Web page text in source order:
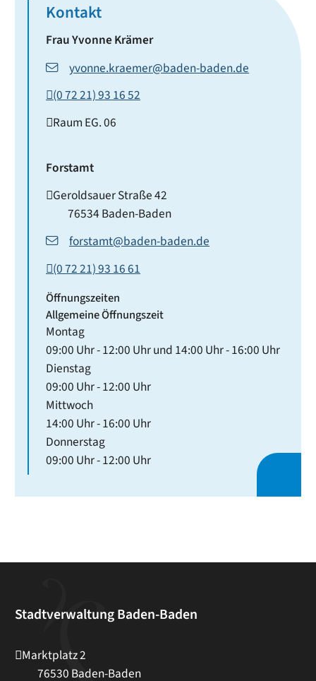
Kontakt
FrauYvonneKrämer
yvonne.kraemer@baden-baden.de
(07221) 931652
Raum EG. 06
Forstamt
Geroldsauer Straße 42
76534Baden-Baden
forstamt@baden-baden.de
(07221) 93 1661
Öffnungszeiten
Allgemeine Öffnungszeit
Montag
09:00 Uhr-12:00 Uhrund 14:00 Uhr-16:00 Uhr
Dienstag
09:00 Uhr-12:00 Uhr
Mittwoch
14:00 Uhr-16:00 Uhr
Donnerstag
09:00 Uhr-12:00 Uhr
Stadtverwaltung Baden-Baden
Marktplatz 2
76530 Baden-Baden